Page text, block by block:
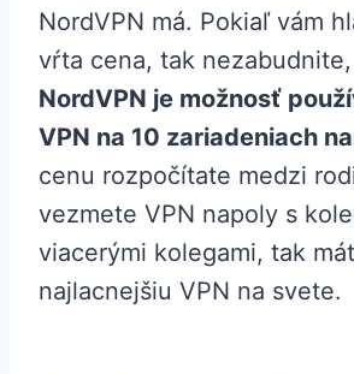
NordVPN má. Pokiaľ vám
vŕta cena, tak
NordVPN je možnosť
VPN na 10 zariadeniach
cenu rozpočítate medzi
vezmete VPN napoly s
viacerými kolegami, tak
najlacnejšiu VPN na svete.